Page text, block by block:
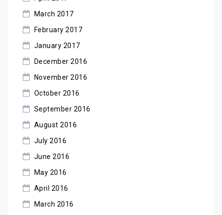
March 2017
February 2017
January 2017
December 2016
November 2016
October 2016
September 2016
August 2016
July 2016
June 2016
May 2016
April 2016
March 2016